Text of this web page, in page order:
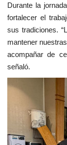
Durante la
fortalecer el
sus tradiciones.
mantener
acompañar de
señaló.